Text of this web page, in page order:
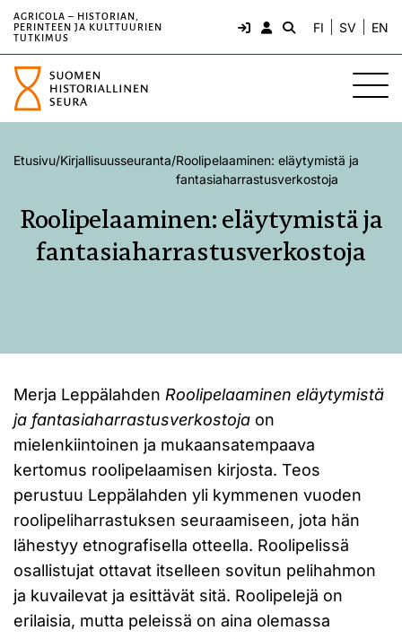
AGRICOLA – HISTORIAN,
PERINTEEN JA KULTTUURIEN
TUTKIMUS
FI SV EN
Etusivu/Kirjallisuusseuranta/Roolipelaaminen: eläytymistä ja
fantasiaharrastusverkostoja
Roolipelaaminen: eläytymistä ja
fantasiaharrastusverkostoja
Merja Leppälahden Roolipelaaminen eläytymistä
ja fantasiaharrastusverkostoja on
mielenkiintoinen ja mukaansatempaava
kertomus roolipelaamisen kirjosta. Teos
perustuu Leppälahden yli kymmenen vuoden
roolipeliharrastuksen seuraamiseen, jota hän
lähestyy etnografisella otteella. Roolipelissä
osallistujat ottavat itselleen sovitun pelihahmon
ja kuvailevat ja esittävät sitä. Roolipelejä on
erilaisia, mutta peleissä on aina olemassa